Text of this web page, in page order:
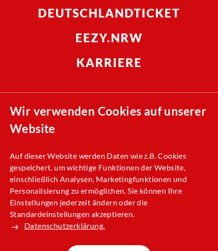
Wir verwenden Cookies auf unserer
Website
Auf dieser Website werden Daten wie z.B. Cookies
gespeichert, um wichtige Funktionen der Website,
einschließlich Analysen, Marketingfunktionen und
Personalisierung zu ermöglichen. Sie können Ihre
Einstellungen jederzeit ändern oder die
Standardeinstellungen akzeptieren.
Datenschutzerklärung.
DEUTSCHLANDTICKET
EEZY.NRW
KARRIERE
Nachhaltigkeit
Allgemeine Einkaufsbedingungen (AEB)
Kontakt
Impressum
Datenschutz